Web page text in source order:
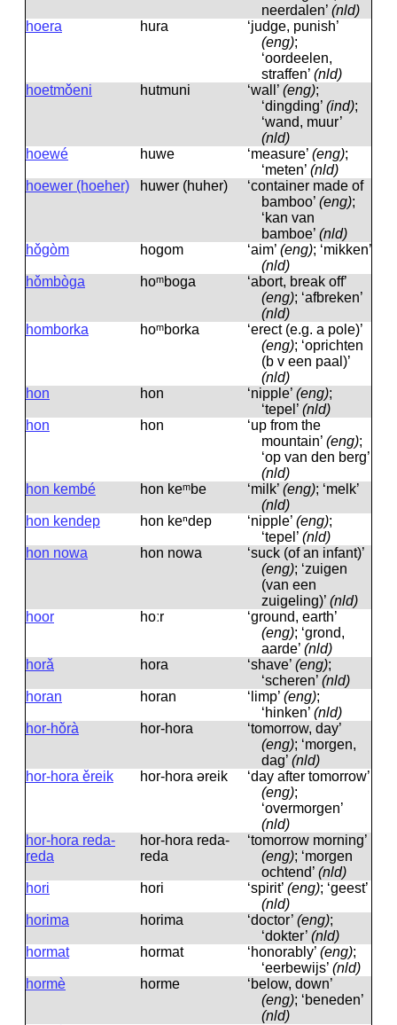
neerdalen’ (nld)
hoera
hura
‘judge, punish’
(eng);
‘oordeelen,
straffen’ (nld)
hoetmǒeni
hutmuni ‘wall’ (eng);
‘dingding’ (ind);
‘wand, muur’
(nld)
hoewé
huwe ‘measure’ (eng);
‘meten’ (nld)
hoewer (hoeher)
huwer (huher)
‘container made of
bamboo’ (eng);
‘kan van
bamboe’ (nld)
hǒgòm
hogom ‘aim’ (eng); ‘mikken’
(nld)
hǒmbòga
hoᵐboga
‘abort, break off’
(eng); ‘afbreken’
(nld)
homborka
hoᵐborka
‘erect (e.g. a pole)’
(eng); ‘oprichten
(b v een paal)’
(nld)
hon
hon ‘nipple’ (eng);
‘tepel’ (nld)
hon
hon
‘up from the
mountain’ (eng);
‘op van den berg’
(nld)
hon kembé
hon keᵐbe ‘milk’ (eng); ‘melk’
(nld)
hon kendep
hon keⁿdep ‘nipple’ (eng);
‘tepel’ (nld)
hon nowa
hon nowa
‘suck (of an infant)’
(eng); ‘zuigen
(van een
zuigeling)’ (nld)
hoor
hoːr
‘ground, earth’
(eng); ‘grond,
aarde’ (nld)
horǎ
hora ‘shave’ (eng);
‘scheren’ (nld)
horan
horan ‘limp’ (eng);
‘hinken’ (nld)
hor-hǒrà
hor-hora
‘tomorrow, day’
(eng); ‘morgen,
dag’ (nld)
hor-hora ěreik
hor-hora əreik
‘day after tomorrow’
(eng);
‘overmorgen’
(nld)
hor-hora reda-
reda
hor-hora reda-
reda
‘tomorrow morning’
(eng); ‘morgen
ochtend’ (nld)
hori
hori ‘spirit’ (eng); ‘geest’
(nld)
horima
horima ‘doctor’ (eng);
‘dokter’ (nld)
hormat
hormat ‘honorably’ (eng);
‘eerbewijs’ (nld)
hormè
horme
‘below, down’
(eng); ‘beneden’
(nld)